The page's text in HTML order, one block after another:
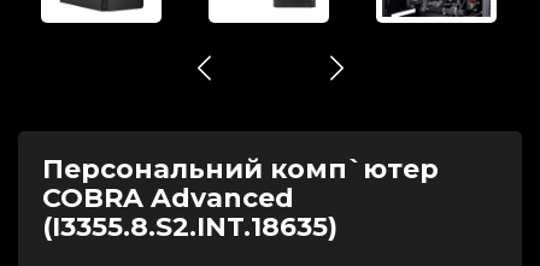
Персональний комп`ютер
COBRA Advanced
(I3355.8.S2.INT.18635)